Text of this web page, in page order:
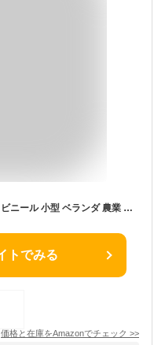
Fkstyle ビニールハウス 家庭用 資材 ビニール 小型 ベランダ 農業 庭 パイプ ファスナー付き スチール 家庭菜園 保温
トでみる
価格と在庫をAmazonでチェック >>